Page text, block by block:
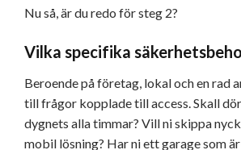
Nu så, är du redo för steg 2?
Vilka specifika
Beroende på företag, lokal och en rad
till frågor kopplade till access. Skall
dygnets alla timmar? Vill ni skippa
mobil lösning? Har ni ett garage som